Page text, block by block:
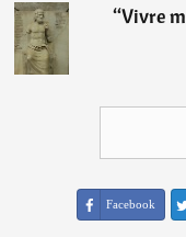
“Vivre
Facebook